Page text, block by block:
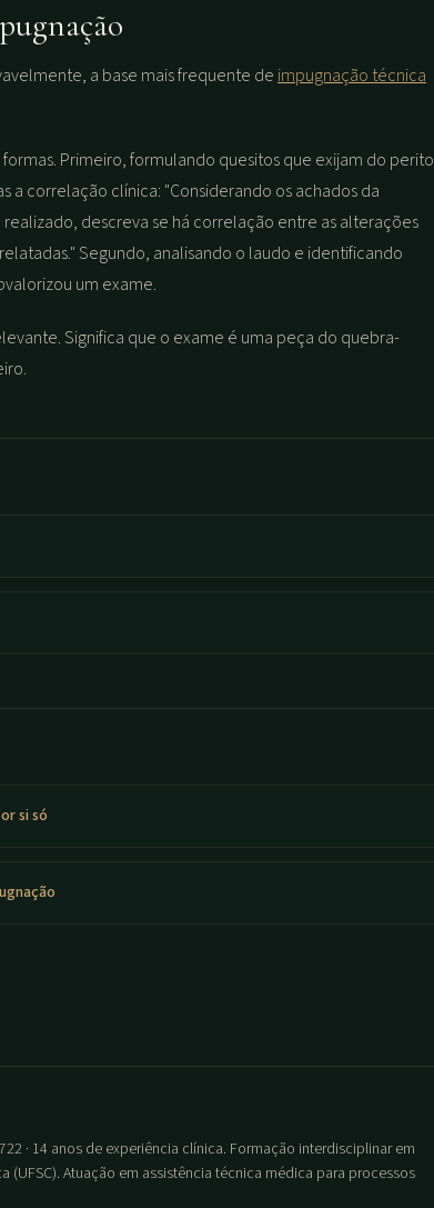
a base mais frequente de impugnação técnica
Primeiro, formulando quesitos que exijam do perito
a correlação clínica: "Considerando os achados da
descreva se há correlação entre as alterações
Segundo, analisando o laudo e identificando
um exame.
Significa que o exame é uma peça do quebra-
si só
· 14 anos de experiência clínica. Formação interdisciplinar em
(UFSC). Atuação em assistência técnica médica para processos